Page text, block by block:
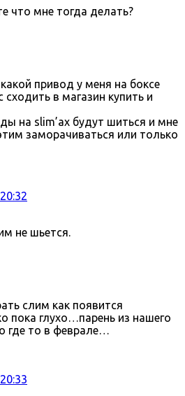
что мне тогда делать?
привод у меня на боксе
в магазин купить и
на slim’ах будут шиться и мне
заморачиваться или только
не шьется.
слим как появится
пока глухо…парень из нашего
где то в феврале…